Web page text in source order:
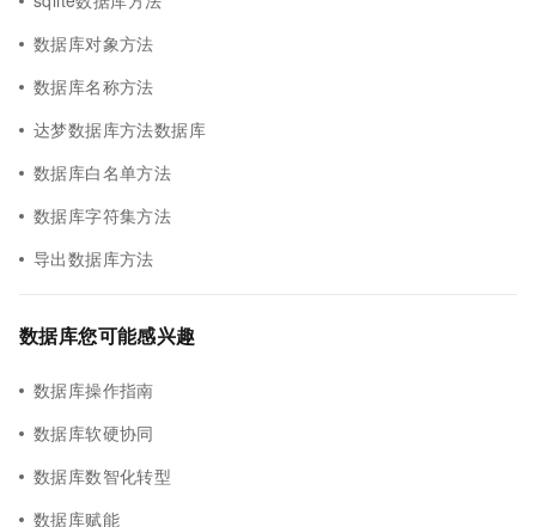
数据库对象方法
数据库名称方法
达梦数据库方法数据库
数据库白名单方法
数据库字符集方法
导出数据库方法
数据库您可能感兴趣
数据库操作指南
数据库软硬协同
数据库数智化转型
数据库赋能